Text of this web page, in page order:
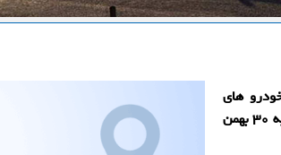
خودرو های
شخصی بدون هیچ گونه تغییری، ساعت ۲۴ دیشب (چهارشنبه ۳۰ بهمن